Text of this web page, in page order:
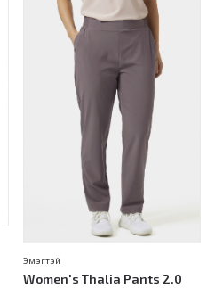
Women's Thalia Pants 2.0
Эмэгтэй